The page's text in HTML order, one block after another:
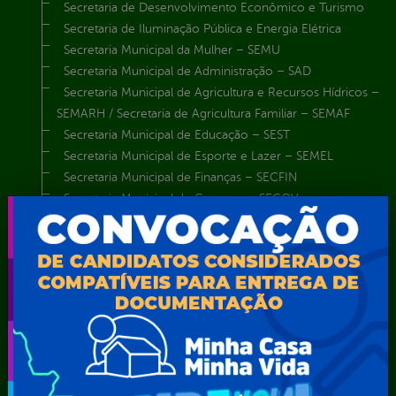
Secretaria de Desenvolvimento Econômico e Turismo
Secretaria de Iluminação Pública e Energia Elétrica
Secretaria Municipal da Mulher – SEMU
Secretaria Municipal de Administração – SAD
Secretaria Municipal de Agricultura e Recursos Hídricos –
SEMARH / Secretaria de Agricultura Familiar – SEMAF
Secretaria Municipal de Educação – SEST
Secretaria Municipal de Esporte e Lazer – SEMEL
Secretaria Municipal de Finanças – SECFIN
Secretaria Municipal de Governo – SEGOV
Secretaria Municipal de Meio Ambiente – SEMA
Secretaria Municipal de Planejamento e Gestão – SEPLAG
Secretaria Municipal de Relações Institucionais – SEMRI
Secretaria Municipal de Saúde – SMS
Secretaria Municipal de Serviços Públicos – SEMUSP
Superintendência de Trânsito e Transportes de Serra
Talhada-STTRANS
Transparência, Fiscalização e Controle